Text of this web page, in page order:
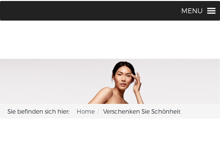
MENU
Sie befinden sich hier: Home Verschenken Sie Schönheit